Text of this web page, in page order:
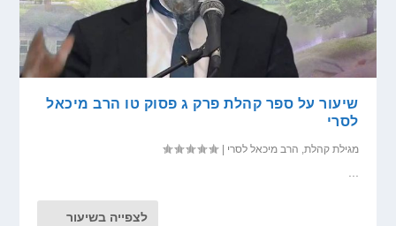
שיעור על ספר קהלת פרק ג פסוק טו הרב מיכאל
לסרי
מגילת קהלת, הרב מיכאל לסרי |
...
לצפייה בשיעור